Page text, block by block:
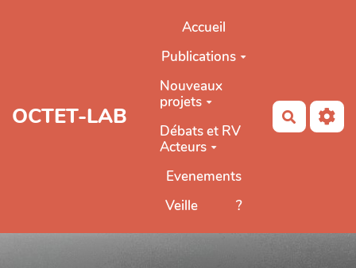
OCTET-LAB
Accueil
Publications
Nouveaux
projets
Débats et RV
Acteurs
Evenements
Veille
?